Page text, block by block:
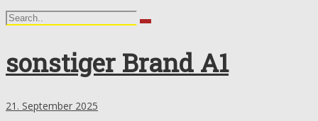
sonstiger Brand A1
21. September 2025